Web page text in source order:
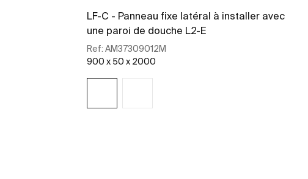
LF-C - Panneau fixe latéral à installer avec
une paroi de douche L2-E
Ref: AM37309012M
900 x 50 x 2000